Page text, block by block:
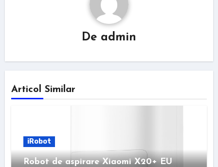
De admin
Articol Similar
iRobot
Robot de aspirare Xiaomi X20+ EU